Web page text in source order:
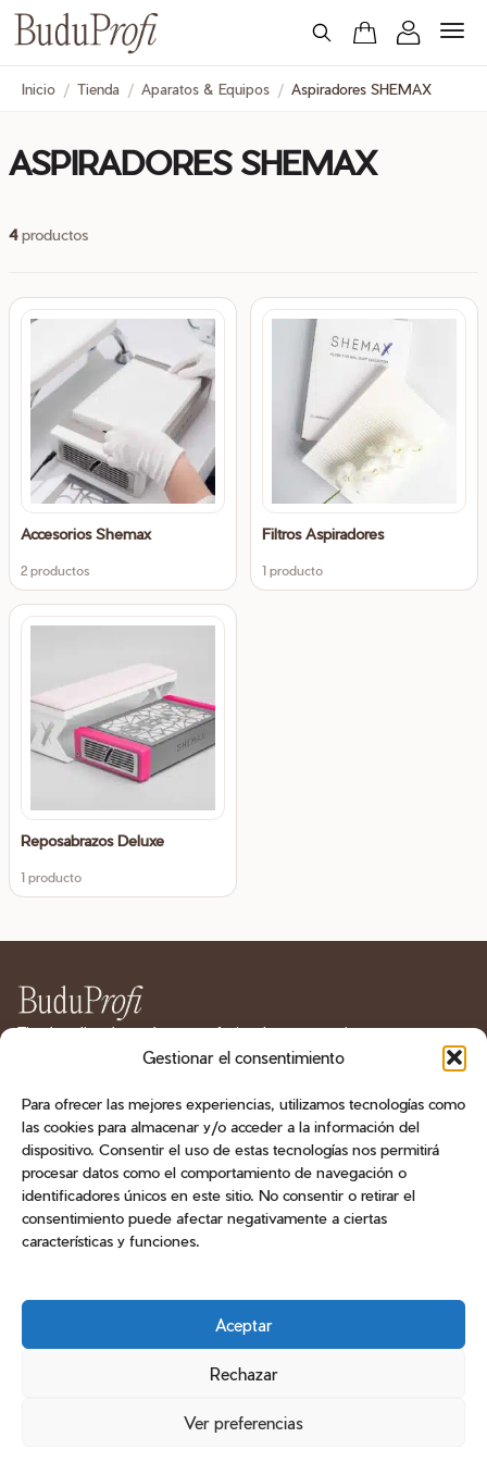
Gestionar el consentimiento
Para ofrecer las mejores experiencias, utilizamos tecnologías como
las cookies para almacenar y/o acceder a la información del
dispositivo. Consentir el uso de estas tecnologías nos permitirá
procesar datos como el comportamiento de navegación o
identificadores únicos en este sitio. No consentir o retirar el
consentimiento puede afectar negativamente a ciertas
características y funciones.
Aceptar
Rechazar
Ver preferencias
Inicio / Tienda / Aparatos & Equipos / Aspiradores SHEMAX
ASPIRADORES SHEMAX
4 productos
Accesorios Shemax
2 productos
Filtros Aspiradores
1 producto
Reposabrazos Deluxe
1 producto
Tienda online de productos profesionales para manicura
y pedicura en España. Geles, esmaltes, bases, líquidos
CATÁLOGO
ATENCIÓN AL CLIENTE
CONTACTO
+34 603 470 905
WhatsApp